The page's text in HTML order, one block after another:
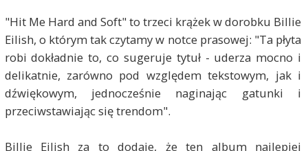
"Hit Me Hard and Soft" to trzeci krążek w dorobku Billie
Eilish, o którym tak czytamy w notce prasowej: "Ta płyta
robi dokładnie to, co sugeruje tytuł - uderza mocno i
delikatnie, zarówno pod względem tekstowym, jak i
dźwiękowym, jednocześnie naginając gatunki i
przeciwstawiając się trendom".
Billie Eilish za to dodaje, że ten album najlepiej